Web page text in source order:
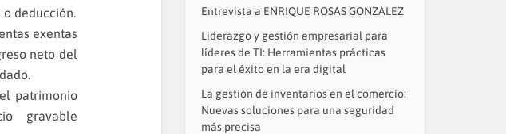
deducción.
exentas
neto del
patrimonio
gravable
Entrevista a ENRIQUE ROSAS GONZÁLEZ
Liderazgo y gestión empresarial para
líderes de TI: Herramientas prácticas
para el éxito en la era digital
La gestión de inventarios en el comercio:
Nuevas soluciones para una seguridad
más precisa